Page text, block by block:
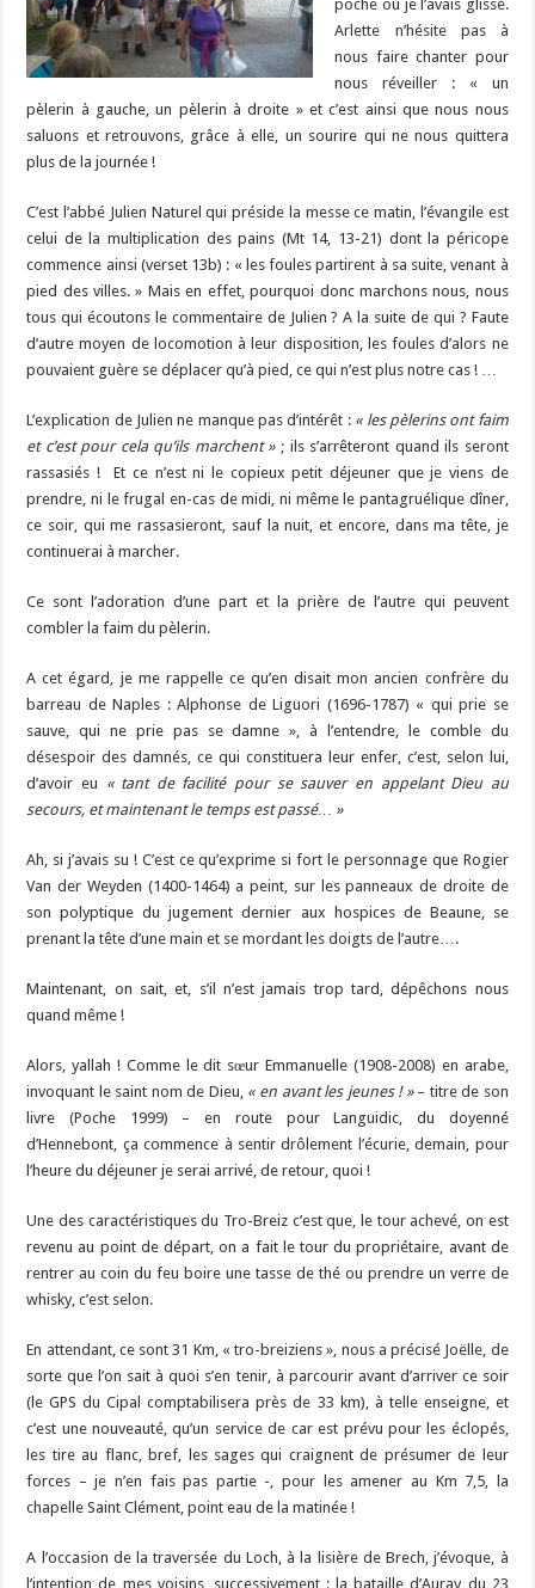
poche où je l’avais glissé.
Arlette n’hésite pas à
nous faire chanter pour
nous réveiller : « un
pèlerin à gauche, un pèlerin à droite » et c’est ainsi que nous nous
saluons et retrouvons, grâce à elle, un sourire qui ne nous quittera
plus de la journée !
C’est l’abbé Julien Naturel qui préside la messe ce matin, l’évangile est
celui de la multiplication des pains (Mt 14, 13-21) dont la péricope
commence ainsi (verset 13b) : « les foules partirent à sa suite, venant à
pied des villes. » Mais en effet, pourquoi donc marchons nous, nous
tous qui écoutons le commentaire de Julien ? A la suite de qui ? Faute
d’autre moyen de locomotion à leur disposition, les foules d’alors ne
pouvaient guère se déplacer qu’à pied, ce qui n’est plus notre cas ! …
L’explication de Julien ne manque pas d’intérêt : « les pèlerins ont faim
et c’est pour cela qu’ils marchent »; ils s’arrêteront quand ils seront
rassasiés ! Et ce n’est ni le copieux petit déjeuner que je viens de
prendre, ni le frugal en-cas de midi, ni même le pantagruélique dîner,
ce soir, qui me rassasieront, sauf la nuit, et encore, dans ma tête, je
continuerai à marcher.
Ce sont l’adoration d’une part et la prière de l’autre qui peuvent
combler la faim du pèlerin.
A cet égard, je me rappelle ce qu’en disait mon ancien confrère du
barreau de Naples : Alphonse de Liguori (1696-1787) « qui prie se
sauve, qui ne prie pas se damne », à l’entendre, le comble du
désespoir des damnés, ce qui constituera leur enfer, c’est, selon lui,
d’avoir eu « tant de facilité pour se sauver en appelant Dieu au
secours, et maintenant le temps est passé… »
Ah, si j’avais su ! C’est ce qu’exprime si fort le personnage que Rogier
Van der Weyden (1400-1464) a peint, sur les panneaux de droite de
son polyptique du jugement dernier aux hospices de Beaune, se
prenant la tête d’une main et se mordant les doigts de l’autre….
Maintenant, on sait, et, s’il n’est jamais trop tard, dépêchons nous
quand même !
Alors, yallah ! Comme le dit sœur Emmanuelle (1908-2008) en arabe,
invoquant le saint nom de Dieu, « en avant les jeunes ! »– titre de son
livre (Poche 1999) – en route pour Languidic, du doyenné
d’Hennebont, ça commence à sentir drôlement l’écurie, demain, pour
l’heure du déjeuner je serai arrivé, de retour, quoi !
Une des caractéristiques du Tro-Breiz c’est que, le tour achevé, on est
revenu au point de départ, on a fait le tour du propriétaire, avant de
rentrer au coin du feu boire une tasse de thé ou prendre un verre de
whisky, c’est selon.
En attendant, ce sont 31 Km, « tro-breiziens », nous a précisé Joëlle, de
sorte que l’on sait à quoi s’en tenir, à parcourir avant d’arriver ce soir
(le GPS du Cipal comptabilisera près de 33 km), à telle enseigne, et
c’est une nouveauté, qu’un service de car est prévu pour les éclopés,
les tire au flanc, bref, les sages qui craignent de présumer de leur
forces – je n’en fais pas partie -, pour les amener au Km 7,5, la
chapelle Saint Clément, point eau de la matinée !
A l’occasion de la traversée du Loch, à la lisière de Brech, j’évoque, à
l’intention de mes voisins, successivement : la bataille d’Auray du 23